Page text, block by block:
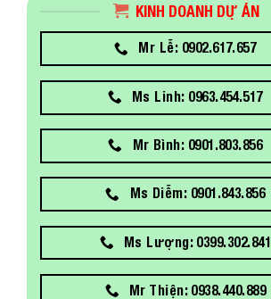
KINH DOANH DỰ ÁN
Mr Lễ: 0902.617.657
Ms Linh: 0963.454.517
Mr Bình: 0901.803.856
Ms Diễm: 0901.843.856
Ms Lượng: 0399.302.841
Mr Thiện: 0938.440.889